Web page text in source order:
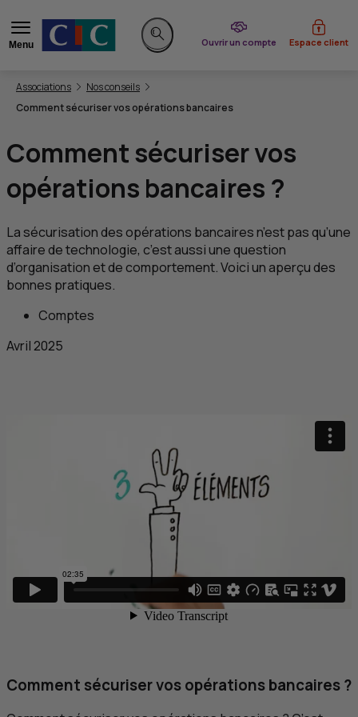
Menu
Rechercher sur le site
Ouvrir un compte
du CIC Espace client
Vous êtes ici:
Associations
Nos conseils
Comment sécuriser vos opérations bancaires
Comment sécuriser vos
opérations bancaires ?
La sécurisation des opérations bancaires n’est pas qu’une
affaire de technologie, c’est aussi une question
d’organisation et de comportement. Voici un aperçu des
bonnes pratiques.
Comptes
Avril 2025
Comment sécuriser vos opérations bancaires ?